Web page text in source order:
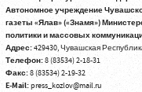
Автономное учреждение
газеты «Ялав» («Знамя»)
политики и массовых
Адрес:429430, Чувашская
Телефон:8 (83534) 2-18-31
Факс:8 (83534) 2-19-32
E-Mail:press_kozlov@mail.ru